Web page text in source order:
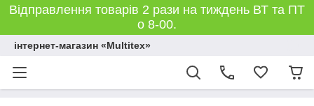
Відправлення товарів 2 рази на тиждень ВТ та ПТ
о 8-00.
інтернет-магазин «Multitex»